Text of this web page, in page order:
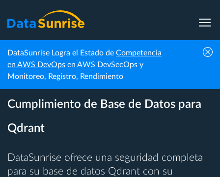
DataSunrise Logra el Estado de Competencia
en AWS DevOps en AWS DevSecOps y
Monitoreo, Registro, Rendimiento
DataSunrise: Seguridad y
Cumplimiento de Base de Datos para
Qdrant
DataSunrise ofrece una seguridad completa
para su base de datos Qdrant con su